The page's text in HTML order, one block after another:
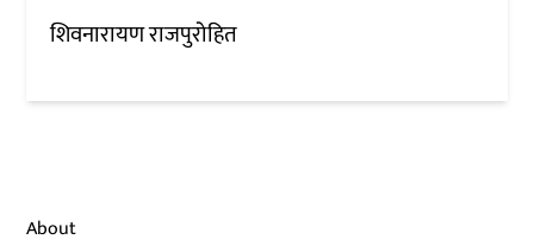
शिवनारायण राजपुरोहित
About